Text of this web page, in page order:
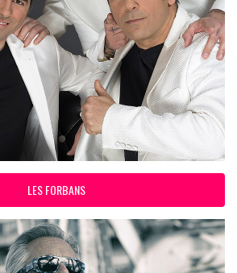
LES FORBANS